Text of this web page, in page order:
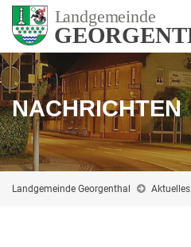
NACHRICHTEN
Landgemeinde Georgenthal Aktuelles